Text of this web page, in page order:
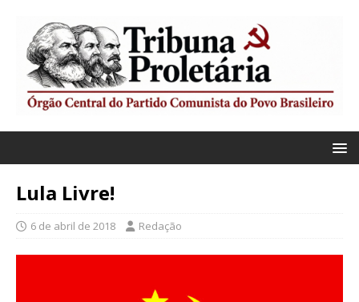
Lula Livre!
6 de abril de 2018 Redação